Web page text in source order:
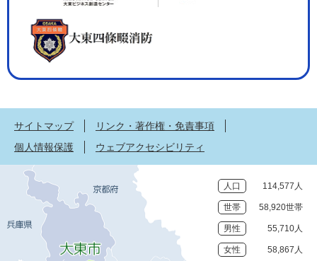
サイトマップ
リンク・著作権・免責事項
個人情報保護
ウェブアクセシビリティ
人口 114,577人
世帯 58,920世帯
男性 55,710人
女性 58,867人